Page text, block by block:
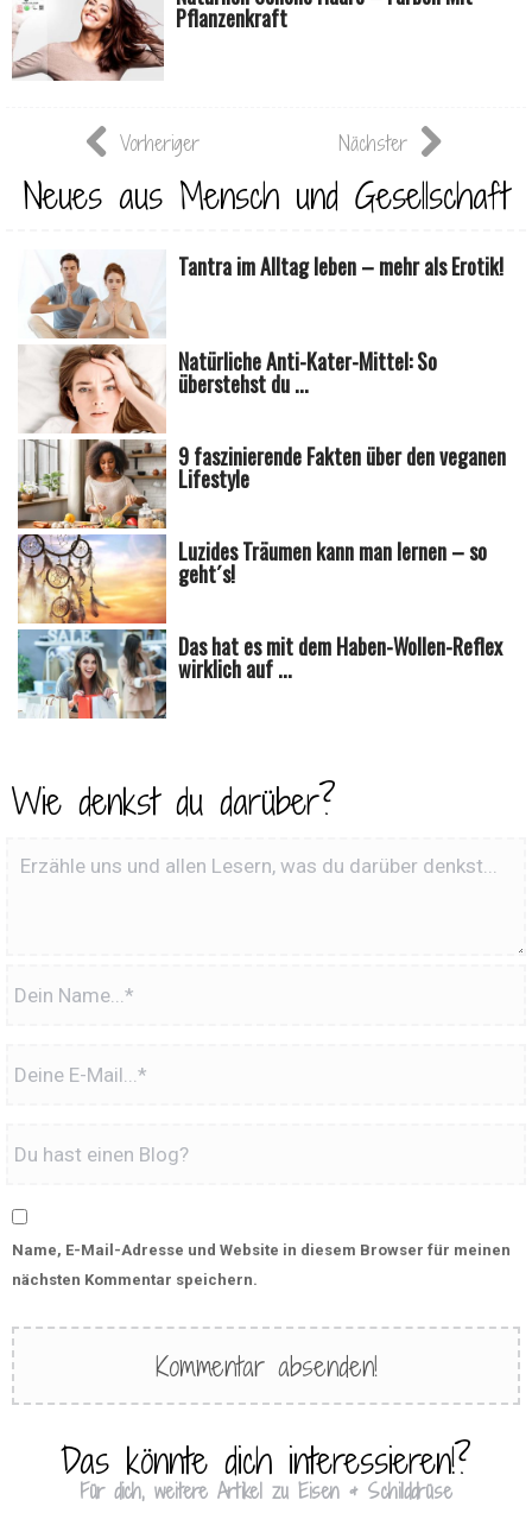
Pflanzenkraft
Vorheriger Nächster
Neues aus Mensch und Gesellschaft
Tantra im Alltag leben – mehr als Erotik!
Natürliche Anti-Kater-Mittel: So
überstehst du ...
9 faszinierende Fakten über den veganen
Lifestyle
Luzides Träumen kann man lernen – so
geht´s!
Das hat es mit dem Haben-Wollen-Reflex
wirklich auf ...
Wie denkst du darüber?
Name, E-Mail-Adresse und Website in diesem Browser für meinen
nächsten Kommentar speichern.
Das könnte dich interessieren!?
Für dich, weitere Artikel zu Eisen & Schilddrüse